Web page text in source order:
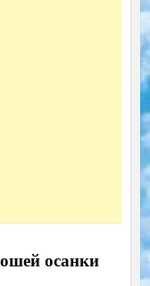
осанки